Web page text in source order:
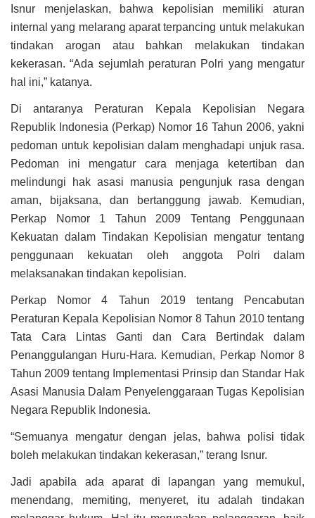
Isnur menjelaskan, bahwa kepolisian memiliki aturan
internal yang melarang aparat terpancing untuk melakukan
tindakan arogan atau bahkan melakukan tindakan
kekerasan. “Ada sejumlah peraturan Polri yang mengatur
hal ini,” katanya.
Di antaranya Peraturan Kepala Kepolisian Negara
Republik Indonesia (Perkap) Nomor 16 Tahun 2006, yakni
pedoman untuk kepolisian dalam menghadapi unjuk rasa.
Pedoman ini mengatur cara menjaga ketertiban dan
melindungi hak asasi manusia pengunjuk rasa dengan
aman, bijaksana, dan bertanggung jawab. Kemudian,
Perkap Nomor 1 Tahun 2009 Tentang Penggunaan
Kekuatan dalam Tindakan Kepolisian mengatur tentang
penggunaan kekuatan oleh anggota Polri dalam
melaksanakan tindakan kepolisian.
Perkap Nomor 4 Tahun 2019 tentang Pencabutan
Peraturan Kepala Kepolisian Nomor 8 Tahun 2010 tentang
Tata Cara Lintas Ganti dan Cara Bertindak dalam
Penanggulangan Huru-Hara. Kemudian, Perkap Nomor 8
Tahun 2009 tentang Implementasi Prinsip dan Standar Hak
Asasi Manusia Dalam Penyelenggaraan Tugas Kepolisian
Negara Republik Indonesia.
“Semuanya mengatur dengan jelas, bahwa polisi tidak
boleh melakukan tindakan kekerasan,” terang Isnur.
Jadi apabila ada aparat di lapangan yang memukul,
menendang, memiting, menyeret, itu adalah tindakan